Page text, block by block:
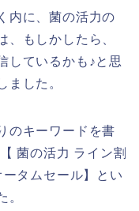
内に、菌の活力の
、もしかしたら、
しているかも♪と思
ました。
のキーワードを書
菌の活力 ライン割
タムセール】とい
。